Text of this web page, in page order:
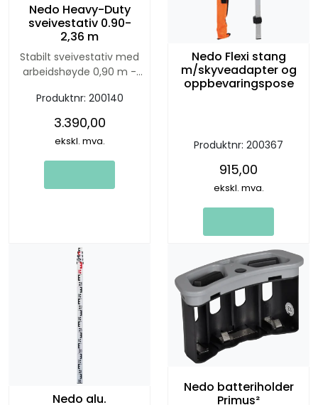
Nedo Heavy-Duty
sveivestativ 0.90-
2,36 m
Stabilt sveivestativ med
arbeidshøyde 0,90 m -
roterende lasere.
Produktnr: 200140
3.390,00
ekskl. mva.
Nedo Flexi stang
m/skyveadapter og
oppbevaringspose
Produktnr: 200367
915,00
ekskl. mva.
Nedo alu.
Nedo batteriholder
Primus²